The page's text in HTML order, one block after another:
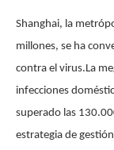
Shanghai, la
millones, se ha
contra el virus.La
infecciones
superado las
estrategia de